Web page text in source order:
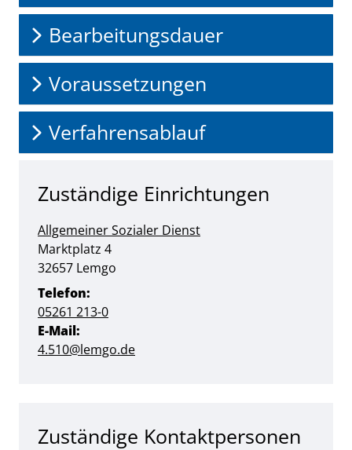
Bearbeitungsdauer
Voraussetzungen
Verfahrensablauf
Zuständige Einrichtungen
Allgemeiner Sozialer Dienst
Straße:
Marktplatz Hausnummer:
4
PLZ:
32657 Ort:
Lemgo
Telefon:
05261 213-0
E-Mail:
4.510@lemgo.de
Zuständige Kontaktpersonen